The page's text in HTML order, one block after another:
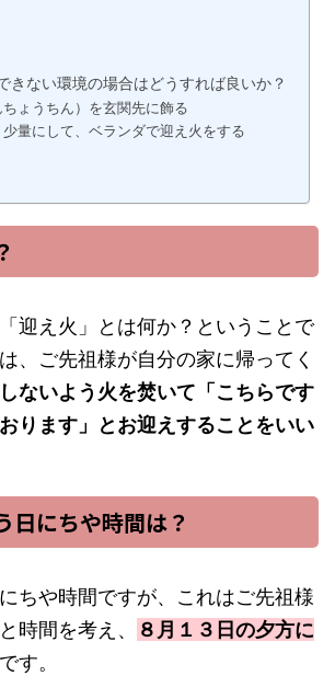
きない環境の場合はどうすれば良いか？
ょうちん）を玄関先に飾る
量にして、ベランダで迎え火をする
迎え火」とは何か？ということで
、ご先祖様が自分の家に帰ってく
ないよう火を焚いて「こちらです
ります」とお迎えすることをいい
日にちや時間は？
ちや時間ですが、これはご先祖様
時間を考え、
８月１３日の夕方に
す。